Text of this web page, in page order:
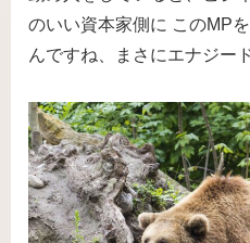
のいい資本家側に このMP
んですね、まさにエナジー